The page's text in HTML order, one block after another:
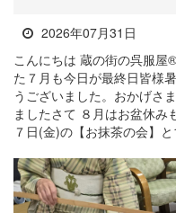
2026年07月31日
こんにちは 蔵の街の呉服屋
た７月も今日が最終日皆様
うございました。おかげさ
ましたさて ８月はお盆休み
７日(金)の【お抹茶の会】